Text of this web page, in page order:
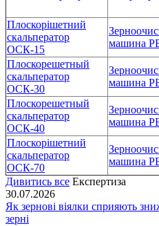
Плоскорішетний
скальператор
ОСК-15
машина
Плоскорешетный
скальператор
ОСК-30
машина
Плоскорешетный
скальператор
ОСК-40
машина
Плоскорішетний
скальператор
ОСК-70
машина
Дивитись все Експертиза
30.07.2026
Як зернові віялки сприяють
зерні